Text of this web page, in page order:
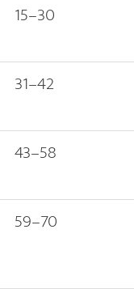
15–30
31–42
43–58
59–70